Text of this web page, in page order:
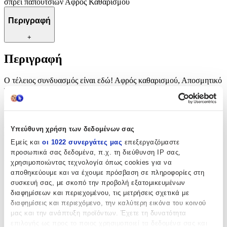
Υπεύθυνη χρήση των δεδομένων σας
Εμείς και οι 1022 συνεργάτες μας επεξεργαζόμαστε
προσωπικά σας δεδομένα, π.χ. τη διεύθυνση IP σας,
χρησιμοποιώντας τεχνολογία όπως cookies για να
αποθηκεύουμε και να έχουμε πρόσβαση σε πληροφορίες στη
συσκευή σας, με σκοπό την προβολή εξατομικευμένων
διαφημίσεων και περιεχομένου, τις μετρήσεις σχετικά με
διαφημίσεις και περιεχόμενο, την καλύτερη εικόνα του κοινού
μας και την ανάπτυξη προϊόντων. Έχετε τη δυνατότητα
σπρέι παπουτσιών Αφρός Καθαρισμού
Περιγραφή
+
Περιγραφή
Ο τέλειος συνδυασμός είναι εδώ! Αφρός καθαρισμού, Αποσμητικό
παπουτσιών, Προστατευτικό παπουτσιών, Βούρτσα καθαρισμού,
Premium πετσέτα μικροϊνών και κουτί αποθήκευσης. Μείνε
εσωτερικό των παπουτσιών Προστατευτικό αδιαβροχοποιητικό
σπρέι παπουτσιών Αφρός Καθαρισμού
Χαρακτηριστικά
Κατασκευαστής
OEM
Είδος